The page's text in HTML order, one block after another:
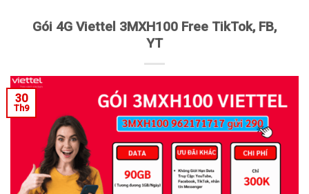
Gói 4G Viettel 3MXH100 Free TikTok, FB,
YT
30
Th9